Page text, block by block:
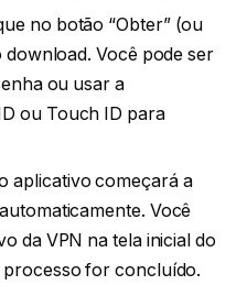
no botão “Obter” (ou
download. Você pode ser
ou usar a
ou Touch ID para
aplicativo começará a
Você
da VPN na tela inicial do
processo for concluído.